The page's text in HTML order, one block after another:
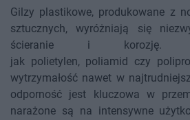
Gilzy plastikowe, produkowane z
sztucznych, wyróżniają się
ścieranie i korozję.
jak polietylen, poliamid czy
wytrzymałość nawet w
odporność jest kluczowa w
narażone są na intensywne